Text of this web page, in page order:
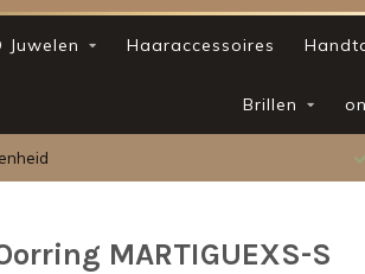
Juwelen Haaraccessoires
Brillen
MARTIGUEXS-S